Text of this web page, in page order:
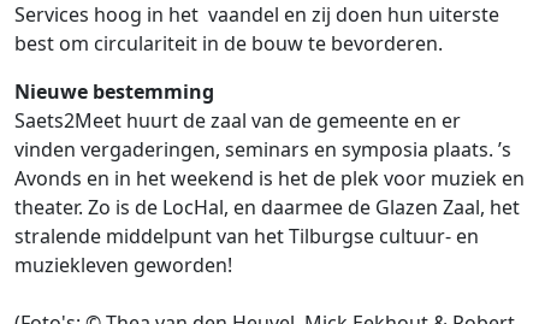
Services hoog in het vaandel en zij doen hun uiterste
best om circulariteit in de bouw te bevorderen.
Nieuwe bestemming
Saets2Meet huurt de zaal van de gemeente en er
vinden vergaderingen, seminars en symposia plaats. ’s
Avonds en in het weekend is het de plek voor muziek en
theater. Zo is de LocHal, en daarmee de Glazen Zaal, het
stralende middelpunt van het Tilburgse cultuur- en
muziekleven geworden!